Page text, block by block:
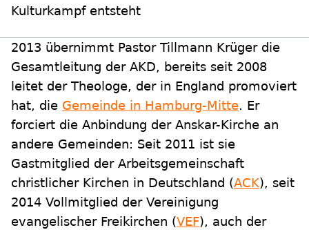
Kulturkampf entsteht
2013 übernimmt Pastor Tillmann Krüger die
Gesamtleitung der AKD, bereits seit 2008
leitet der Theologe, der in England promoviert
hat, die Gemeinde in Hamburg-Mitte. Er
forciert die Anbindung der Anskar-Kirche an
andere Gemeinden: Seit 2011 ist sie
Gastmitglied der Arbeitsgemeinschaft
christlicher Kirchen in Deutschland (ACK), seit
2014 Vollmitglied der Vereinigung
evangelischer Freikirchen (VEF), auch der